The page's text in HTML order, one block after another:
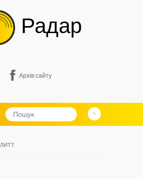
Радар
Архів сайту
ЛИТ7